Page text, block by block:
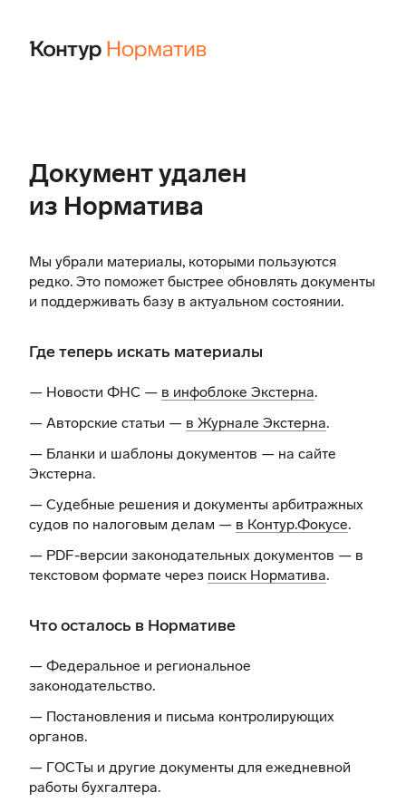
Документ удален
из Норматива
Мы убрали материалы, которыми пользуются
редко. Это поможет быстрее обновлять документы
и поддерживать базу в актуальном состоянии.
Где теперь искать материалы
— Новости ФНС — в инфоблоке Экстерна.
— Авторские статьи — в Журнале Экстерна.
— Бланки и шаблоны документов — на сайте
Экстерна.
— Судебные решения и документы арбитражных
судов по налоговым делам — в Контур.Фокусе.
— PDF-версии законодательных документов — в
текстовом формате через поиск Норматива.
Что осталось в Нормативе
— Федеральное и региональное
законодательство.
— Постановления и письма контролирующих
органов.
— ГОСТы и другие документы для ежедневной
работы бухгалтера.